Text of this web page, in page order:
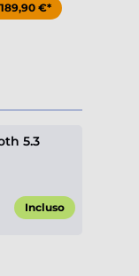
€*
5.3
Incluso